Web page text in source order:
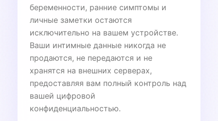
беременности, ранние симптомы и
личные заметки остаются
исключительно на вашем устройстве.
Ваши интимные данные никогда не
продаются, не передаются и не
хранятся на внешних серверах,
предоставляя вам полный контроль над
вашей цифровой
конфиденциальностью.